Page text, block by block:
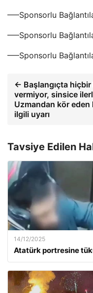
—–Sponsorlu
—–Sponsorlu
—–Sponsorlu
← Başlangıçta
vermiyor, sinsice
Uzmandan kör eden
ilgili uyarı
Tavsiye Edilen
14/12/2025
Atatürk portresine